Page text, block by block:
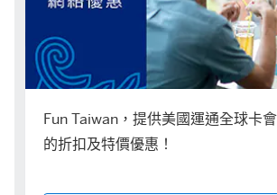
Fun Taiwan，提供美國運通全球卡
的折扣及特價優惠！